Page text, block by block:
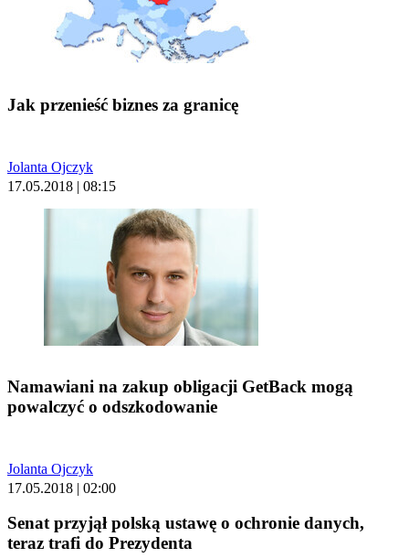
Jak przenieść biznes za granicę
Jolanta Ojczyk
17.05.2018 | 08:15
Namawiani na zakup obligacji GetBack mogą
powalczyć o odszkodowanie
Jolanta Ojczyk
17.05.2018 | 02:00
Senat przyjął polską ustawę o ochronie danych,
teraz trafi do Prezydenta